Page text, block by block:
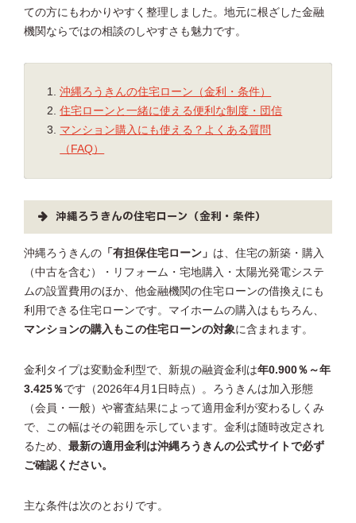
ての方にもわかりやすく整理しました。地元に根ざした金融
機関ならではの相談のしやすさも魅力です。
沖縄ろうきんの住宅ローン（金利・条件）
住宅ローンと一緒に使える便利な制度・団信
マンション購入にも使える？よくある質問
（FAQ）
沖縄ろうきんの住宅ローン（金利・条件）
沖縄ろうきんの 「有担保住宅ローン」 は、住宅の新築・購入
（中古を含む）・リフォーム・宅地購入・太陽光発電システ
ムの設置費用のほか、他金融機関の住宅ローンの借換えにも
利用できる住宅ローンです。マイホームの購入はもちろん、
マンションの購入もこの住宅ローンの対象に含まれます。
金利タイプは変動金利型で、新規の融資金利は年0.900％～年
3.425％です（2026年4月1日時点）。ろうきんは加入形態
（会員・一般）や審査結果によって適用金利が変わるしくみ
で、この幅はその範囲を示しています。金利は随時改定され
るため、 最新の適用金利は沖縄ろうきんの公式サイトで必ず
ご確認ください。
主な条件は次のとおりです。